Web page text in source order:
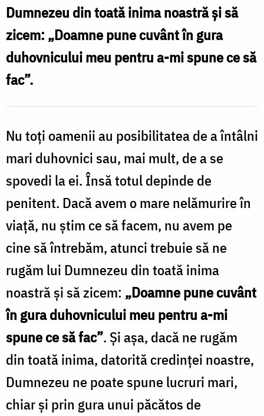
vom
ruga,
vom
afla
adevărul
Foto:
Oana
Nechifor
Dumnezeu din toată inima noastră și să
zicem: „Doamne pune cuvânt în gura
duhovnicului meu pentru a-mi spune ce să
fac”.
Nu toţi oamenii au posibilitatea de a întâlni
mari duhovnici sau, mai mult, de a se
spovedi la ei. Însă totul depinde de
penitent. Dacă avem o mare nelămurire în
viaţă, nu ştim ce să facem, nu avem pe
cine să întrebăm, atunci trebuie să ne
rugăm lui Dumnezeu din toată inima
noastră şi să zicem: „Doamne pune cuvânt
în gura duhovnicului meu pentru a-mi
spune ce să fac”. Şi aşa, dacă ne rugăm
din toată inima, datorită credinţei noastre,
Dumnezeu ne poate spune lucruri mari,
chiar şi prin gura unui păcătos de